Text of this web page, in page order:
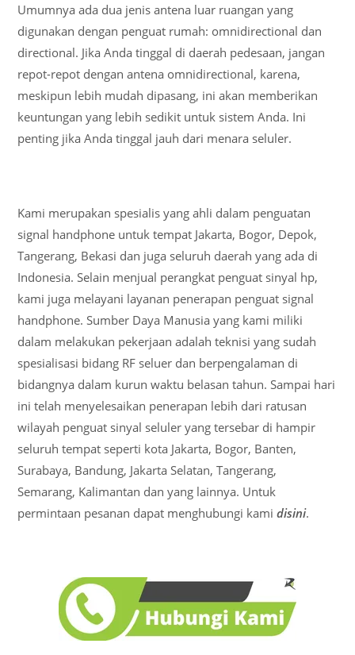
Umumnya ada dua jenis antena luar ruangan yang
digunakan dengan penguat rumah: omnidirectional dan
directional. Jika Anda tinggal di daerah pedesaan, jangan
repot-repot dengan antena omnidirectional, karena,
meskipun lebih mudah dipasang, ini akan memberikan
keuntungan yang lebih sedikit untuk sistem Anda. Ini
penting jika Anda tinggal jauh dari menara seluler.
Kami merupakan spesialis yang ahli dalam penguatan
signal handphone untuk tempat Jakarta, Bogor, Depok,
Tangerang, Bekasi dan juga seluruh daerah yang ada di
Indonesia. Selain menjual perangkat penguat sinyal hp,
kami juga melayani layanan penerapan penguat signal
handphone. Sumber Daya Manusia yang kami miliki
dalam melakukan pekerjaan adalah teknisi yang sudah
spesialisasi bidang RF seluer dan berpengalaman di
bidangnya dalam kurun waktu belasan tahun. Sampai hari
ini telah menyelesaikan penerapan lebih dari ratusan
wilayah penguat sinyal seluler yang tersebar di hampir
seluruh tempat seperti kota Jakarta, Bogor, Banten,
Surabaya, Bandung, Jakarta Selatan, Tangerang,
Semarang, Kalimantan dan yang lainnya. Untuk
permintaan pesanan dapat menghubungi kamidisini.